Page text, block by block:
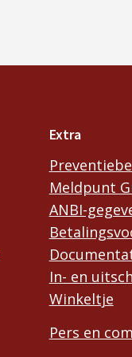
Extra
Meldpunt
ANBI-
In- en
Winkeltje
Pers en